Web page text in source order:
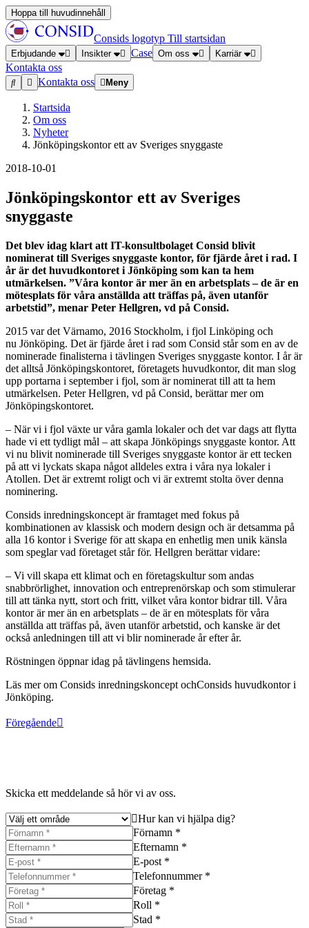
Hoppa till huvudinnehåll
Consids logotyp Till startsidan
Erbjudande Insikter Case Om oss Karriär
Kontakta oss
Kontakta oss
Meny
Startsida
Om oss
Nyheter
Jönköpingskontor ett av Sveriges snyggaste
2018-10-01
Jönköpingskontor ett av Sveriges
snyggaste
Det blev idag klart att IT-konsultbolaget Consid blivit
nominerat till Sveriges snyggaste kontor, för fjärde året i rad. I
år är det huvudkontoret i Jönköping som kan ta hem
utmärkelsen. ”Våra kontor är mer än en arbetsplats – de är en
mötesplats för våra anställda att träffas på, även utanför
arbetstid”, menar Peter Hellgren, vd på Consid.
2015 var det Värnamo, 2016 Stockholm, i fjol Linköping och
nu Jönköping. Det är fjärde året i rad som Consid står som en av de
nominerade finalisterna i tävlingen Sveriges snyggaste kontor. I år är
det alltså Jönköpingskontoret, företagets huvudkontor, dit man slog
upp portarna i september i fjol, som är nominerat till att ta hem
utmärkelsen. Peter Hellgren, vd på Consid, berättar mer om
Jönköpingskontoret.
– När vi i fjol växte ur våra gamla lokaler och det var dags att flytta
hade vi ett tydligt mål – att skapa Jönköpings snyggaste kontor. Att
vi nu blivit nominerade till Sveriges snyggaste kontor är ett tecken
på att vi lyckats skapa något alldeles extra i våra nya lokaler i
Atollen. Det är extremt roligt och vi är extremt stolta över denna
nominering.
Consids inredningskoncept är framtaget med fokus på
kombinationen av klassisk och modern design och är detsamma på
alla 16 kontor i Sverige för att skapa en enhetlig men unik känsla
som speglar vad företaget står för. Hellgren berättar vidare:
– Vi vill skapa ett klimat och en företagskultur som andas
snabbrörlighet, innovation och entreprenörskap och som stimulerar
till att tänka nytt, stort och fritt, vilket våra kontor bidrar till. Våra
kontor är mer än en arbetsplats – de är en mötesplats för våra
anställda att träffas på, även utanför arbetstid, och kanske är det
också anledningen till att vi blir nominerade år efter år.
Röstningen öppnar idag på tävlingens hemsida.
Läs mer om Consids inredningskoncept ochConsids huvudkontor i
Jönköping.
Föregående
Skicka ett meddelande så hör vi av oss.
Hur kan vi hjälpa dig?
Förnamn *
Efternamn *
E-post *
Telefonnummer *
Företag *
Roll *
Stad *